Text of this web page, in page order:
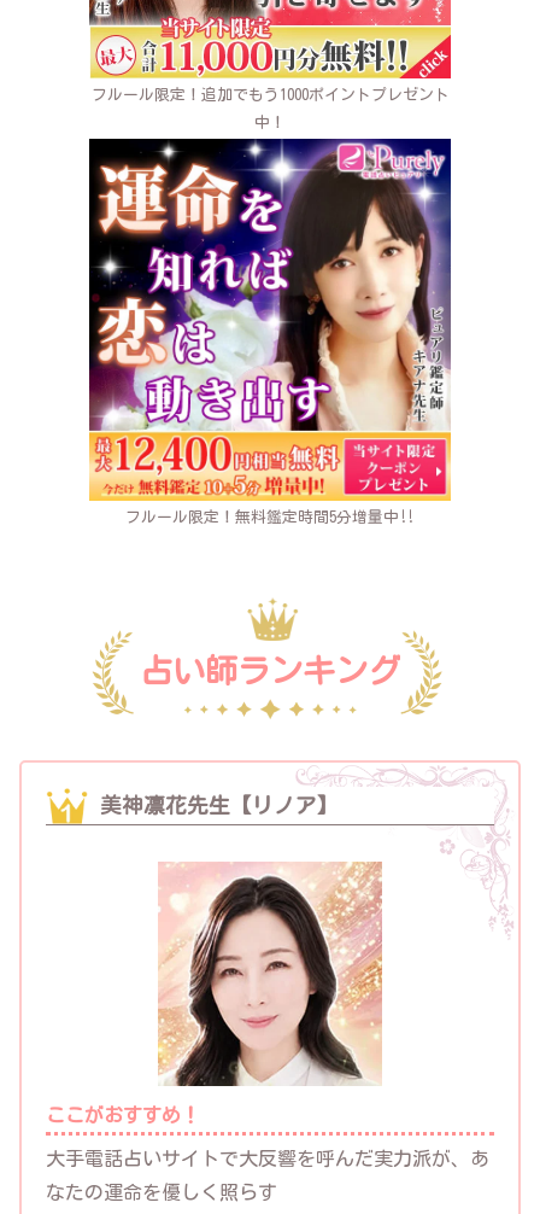
フルール限定！追加でもう1000ポイントプレゼント
中！
フルール限定！無料鑑定時間5分増量中‼
占い師ランキング
美神凛花先生【リノア】
ここがおすすめ！
大手電話占いサイトで大反響を呼んだ実力派が、あ
なたの運命を優しく照らす